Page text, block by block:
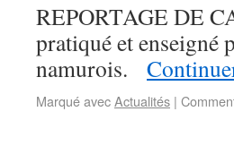
REPORTAGE DE
pratiqué et enseigné
namurois.
Marqué avecActualités |